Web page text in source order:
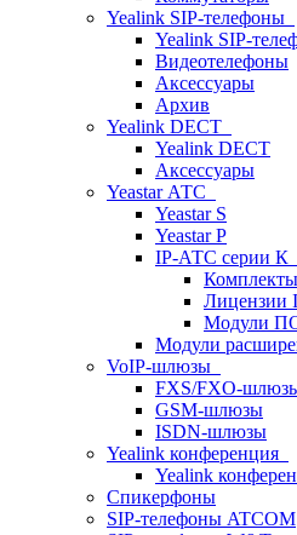
Yealink SIP-телефоны
Yealink SIP-
Видеотелефоны
Аксессуары
Архив
Yealink DECT
Yealink DECT
Аксессуары
Yeastar АТС
Yeastar S
Yeastar P
IP-АТС серии К
Лицензии
Модули
Модули
VoIP-шлюзы
FXS/FXO-
GSM-шлюзы
ISDN-шлюзы
Yealink конференция
Yealink
Спикерфоны
SIP-телефоны ATCOM